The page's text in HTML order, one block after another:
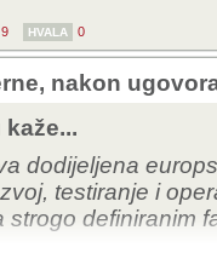
9 HVALA 0
nakon
kaže...
dodijeljena
testiranje i
strogo definiranim